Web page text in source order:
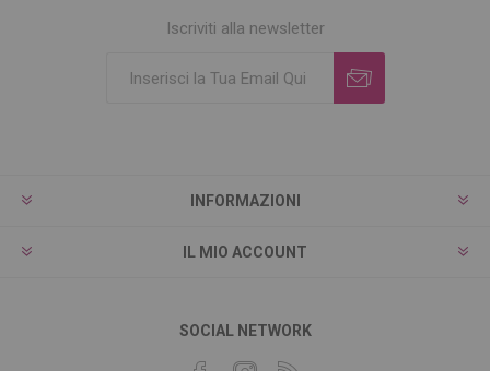
Iscriviti alla newsletter
INFORMAZIONI
IL MIO ACCOUNT
SOCIAL NETWORK